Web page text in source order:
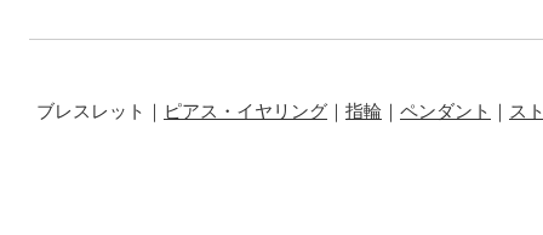
ブレスレット｜ ピアス・イヤリング ｜ 指輪 ｜ ペンダント ｜ ス